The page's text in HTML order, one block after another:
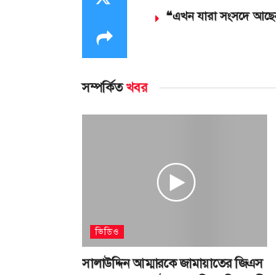
❝এখন যারা সংসদে
সম্পর্কিতখবর
ভিডিও
সালাউদ্দিন আম্মারকে জামায়াতের জিএস